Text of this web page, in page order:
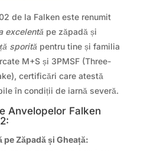
de la Falken este renumit
excelentă pe zăpadă și
sporită pentru tine și familia
M+S și 3PMSF (Three-
certificări care atestă
în condiții de iarnă severă.
Anvelopelor Falken
Zăpadă și Gheață: